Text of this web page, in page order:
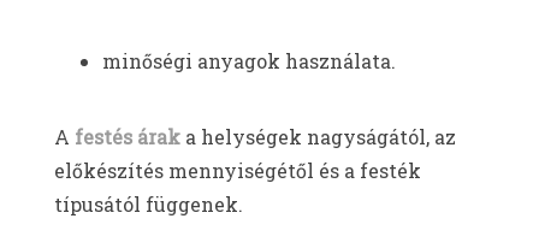
minőségi anyagok használata.
A festés árak a helységek nagyságától, az
előkészítés mennyiségétől és a festék
típusától függenek.